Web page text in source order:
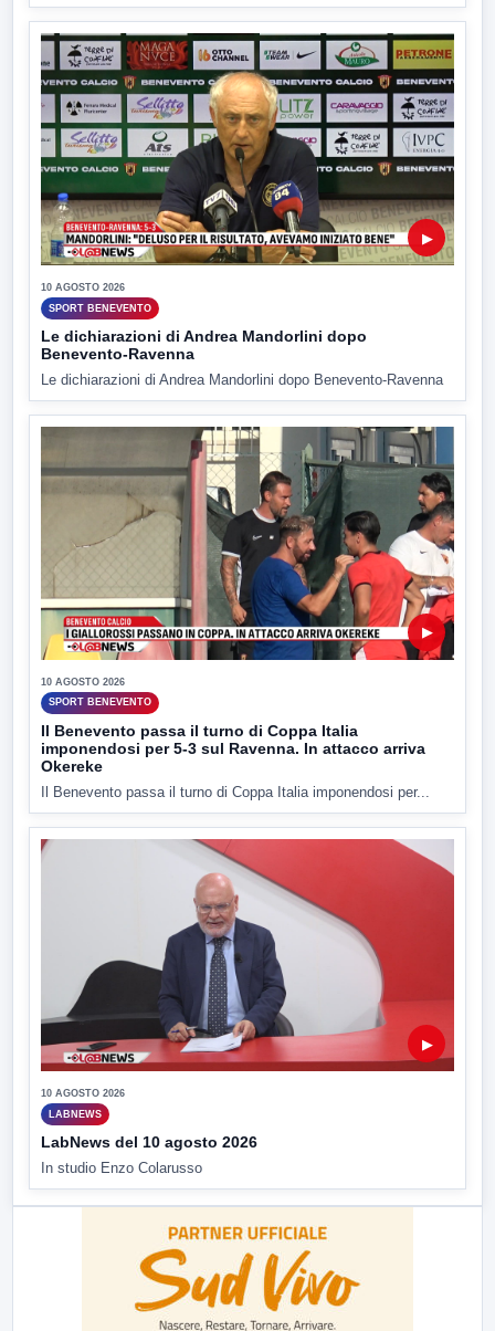
▶
10 AGOSTO 2026
SPORT BENEVENTO
Le dichiarazioni di Andrea Mandorlini dopo
Benevento-Ravenna
Le dichiarazioni di Andrea Mandorlini dopo Benevento-Ravenna
▶
10 AGOSTO 2026
SPORT BENEVENTO
Il Benevento passa il turno di Coppa Italia
imponendosi per 5-3 sul Ravenna. In attacco arriva
Okereke
Il Benevento passa il turno di Coppa Italia imponendosi per...
▶
10 AGOSTO 2026
LABNEWS
LabNews del 10 agosto 2026
In studio Enzo Colarusso